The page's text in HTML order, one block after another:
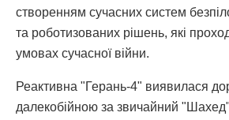
створенням сучасних систем
та роботизованих рішень, які
умовах сучасної війни.
Реактивна "Герань-4" виявилася
далекобійною за звичайний